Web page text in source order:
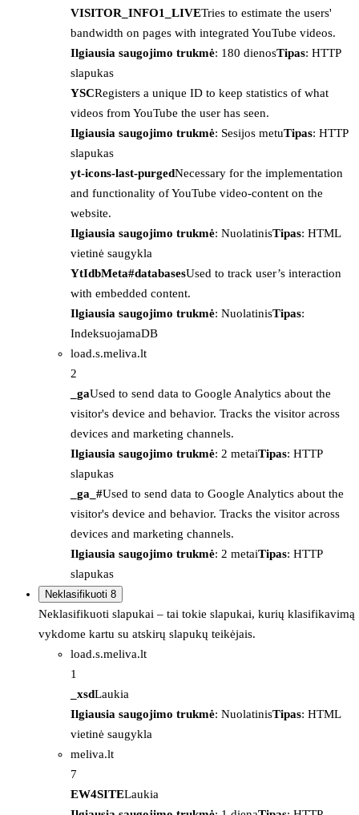
VISITOR_INFO1_LIVETries to estimate the users'
bandwidth on pages with integrated YouTube videos.
Ilgiausia saugojimo trukmė: 180 dienosTipas: HTTP
slapukas
YSCRegisters a unique ID to keep statistics of what
videos from YouTube the user has seen.
Ilgiausia saugojimo trukmė: Sesijos metuTipas: HTTP
slapukas
yt-icons-last-purgedNecessary for the implementation
and functionality of YouTube video-content on the
website.
Ilgiausia saugojimo trukmė: NuolatinisTipas: HTML
vietinė saugykla
YtIdbMeta#databasesUsed to track user’s interaction
with embedded content.
Ilgiausia saugojimo trukmė: NuolatinisTipas:
IndeksuojamaDB
load.s.meliva.lt
2
_gaUsed to send data to Google Analytics about the
visitor's device and behavior. Tracks the visitor across
devices and marketing channels.
Ilgiausia saugojimo trukmė: 2 metaiTipas: HTTP
slapukas
_ga_#Used to send data to Google Analytics about the
visitor's device and behavior. Tracks the visitor across
devices and marketing channels.
Ilgiausia saugojimo trukmė: 2 metaiTipas: HTTP
slapukas
Neklasifikuoti 8
Neklasifikuoti slapukai – tai tokie slapukai, kurių klasifikavimą
vykdome kartu su atskirų slapukų teikėjais.
load.s.meliva.lt
1
_xsdLaukia
Ilgiausia saugojimo trukmė: NuolatinisTipas: HTML
vietinė saugykla
meliva.lt
7
EW4SITELaukia